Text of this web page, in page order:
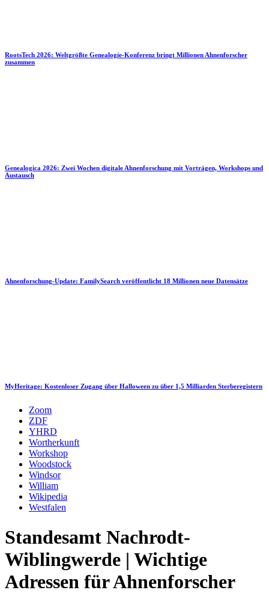
RootsTech 2026: Weltgrößte Genealogie-Konferenz bringt Millionen Ahnenforscher
zusammen
Genealogica 2026: Zwei Wochen digitale Ahnenforschung mit Vorträgen, Workshops und
Austausch
Ahnenforschung-Update: FamilySearch veröffentlicht 18 Millionen neue Datensätze
MyHeritage: Kostenloser Zugang über Halloween zu über 1,5 Milliarden Sterberegistern
Zoom
ZDF
YHRD
Wortherkunft
Workshop
Woodstock
Windsor
William
Wikipedia
Westfalen
Standesamt Nachrodt-
Wiblingwerde | Wichtige
Adressen für Ahnenforscher